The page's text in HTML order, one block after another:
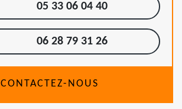
05 33 06 04 40
06 28 79 31 26
CONTACTEZ-NOUS